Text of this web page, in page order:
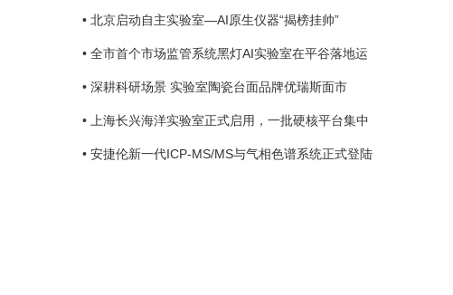
• 北京启动自主实验室—AI原生仪器“揭榜挂帅”
• 全市首个市场监管系统黑灯AI实验室在平谷落地运
• 深耕科研场景 实验室陶瓷台面品牌优瑞斯面市
• 上海长兴海洋实验室正式启用，一批硬核平台集中
• 安捷伦新一代ICP-MS/MS与气相色谱系统正式登陆